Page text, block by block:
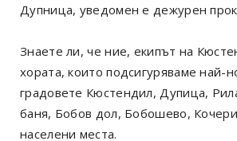
Дупница, уведомен е дежурен
Знаете ли, че ние, екипът на
хората, които подсигуряваме най-
градовете Кюстендил, Дупица,
баня, Бобов дол, Бобошево,
населени места.